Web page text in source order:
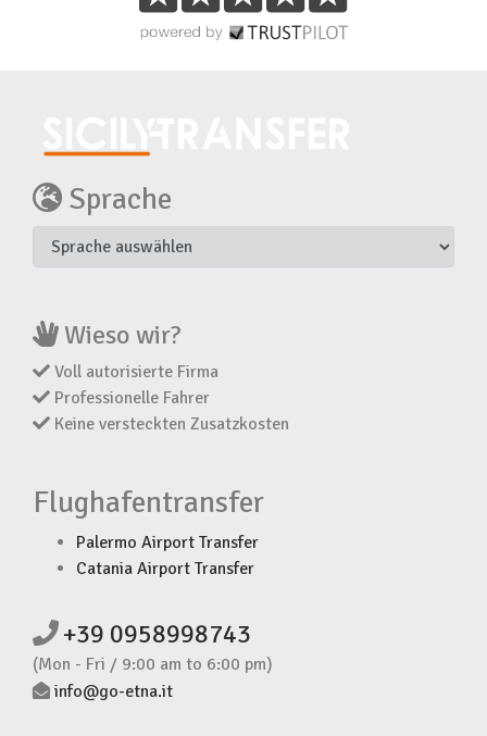
Sprache
Wieso wir?
Voll autorisierte Firma
Professionelle Fahrer
Keine versteckten Zusatzkosten
Flughafentransfer
Palermo Airport Transfer
Catania Airport Transfer
+39 0958998743
(Mon - Fri / 9:00 am to 6:00 pm)
info@go-etna.it